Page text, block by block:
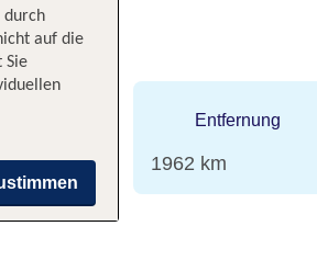
Entfernung
1962 km
durch
auf die
Sie